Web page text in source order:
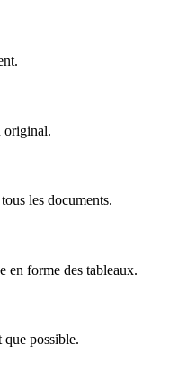
original.
les documents.
en forme des tableaux.
possible.